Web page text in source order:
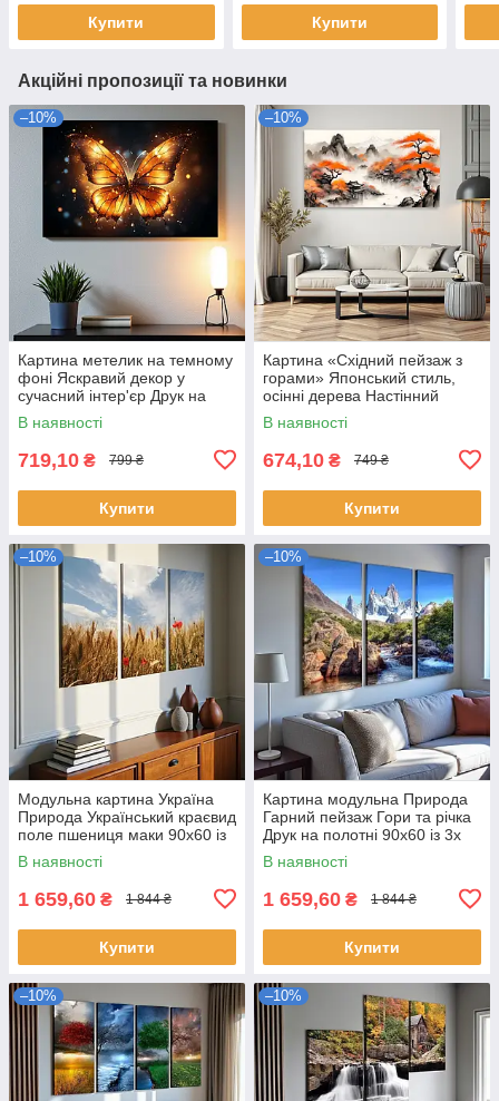
Купити Купити
Акційні пропозиції та новинки
–10%
Картина метелик на темному
фоні Яскравий декор у
сучасний інтер'єр Друк на
полотні 60х40см
В наявності
719,10 ₴ 799 ₴
Купити
–10%
Картина «Східний пейзаж з
горами» Японський стиль,
осінні дерева Настінний
декор для спальні, вітальні
Друк на полотні 60х33 см
В наявності
674,10 ₴ 749 ₴
Купити
–10%
Модульна картина Україна
Природа Український краєвид
поле пшениця маки 90х60 із
3х частин
В наявності
1 659,60 ₴ 1 844 ₴
Купити
–10%
Картина модульна Природа
Гарний пейзаж Гори та річка
Друк на полотні 90х60 із 3х
частин
В наявності
1 659,60 ₴ 1 844 ₴
Купити
–10% –10%